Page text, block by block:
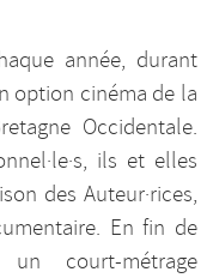
année, durant
option cinéma de la
Occidentale.
ils et elles
des Auteur·rices,
En fin de
court-métrage